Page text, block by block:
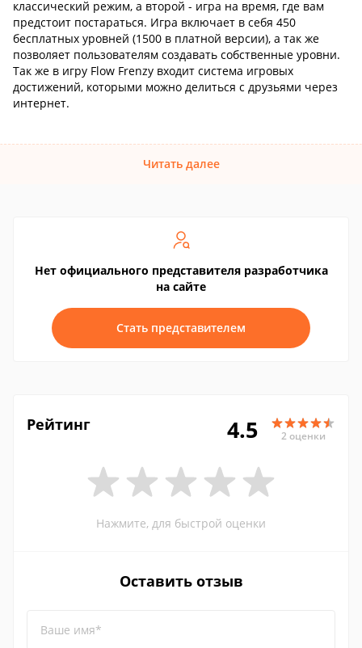
классический режим, а второй - игра на время, где вам
предстоит постараться. Игра включает в себя 450
бесплатных уровней (1500 в платной версии), а так же
позволяет пользователям создавать собственные уровни.
Так же в игру Flow Frenzy входит система игровых
достижений, которыми можно делиться с друзьями через
интернет.
Читать далее
Нет официального представителя разработчика
на сайте
Стать представителем
Рейтинг 4.5 2 оценки
Нажмите, для быстрой оценки
Оставить отзыв
Ваше имя*